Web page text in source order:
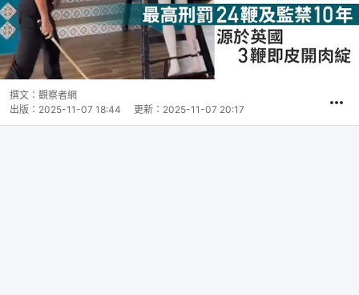
撰文： 觀察者網
出版： 2025-11-07 18:44 更新： 2025-11-07 20:17